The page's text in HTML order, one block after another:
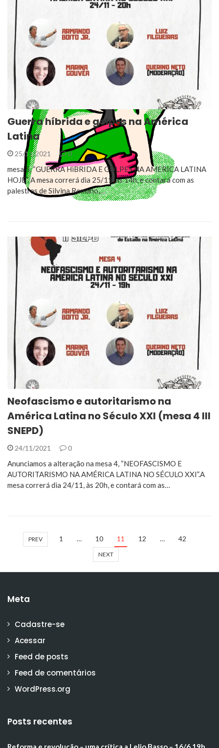
Guerra híbrida e golpes na América
Latina
25/11/2021 0
mesa 5, “GUERRA HiBRIDA E GOLPES NA AMERICA LATINA
HOJE”. A mesa correrá dia 25/11, às 14h, e contará com as
palestras de Silvina Romano,…
Neofascismo e autoritarismo na
América Latina no Século XXI (mesa 4 III
SNEPD)
24/11/2021 0
Anunciamos a alteração na mesa 4, “NEOFASCISMO E
AUTORITARISMO NA AMÉRICA LATINA NO SÉCULO XXI”.A
mesa correrá dia 24/11, às 20h, e contará com as…
PREV 1 … 10 11 12 … 42
NEXT
Meta
Cadastre-se
Acessar
Feed de posts
Feed de comentários
WordPress.org
Posts recentes